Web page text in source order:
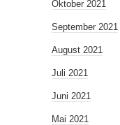
Oktober 2021
September 2021
August 2021
Juli 2021
Juni 2021
Mai 2021